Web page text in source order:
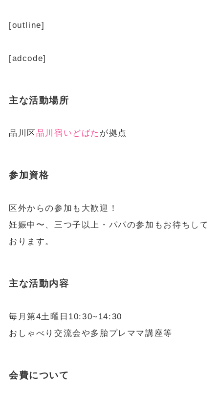
[outline]
[adcode]
主な活動場所
品川区 品川宿いどばた が拠点
参加資格
区外からの参加も大歓迎！
妊娠中〜、三つ子以上・パパの参加もお待ちして
おります。
主な活動内容
毎月第4土曜日10:30~14:30
おしゃべり交流会や多胎プレママ講座等
会費について